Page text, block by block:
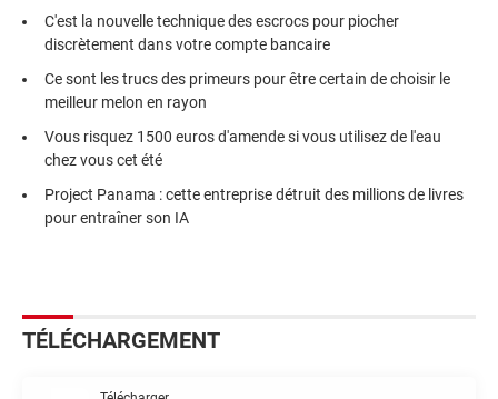
C'est la nouvelle technique des escrocs pour piocher
discrètement dans votre compte bancaire
Ce sont les trucs des primeurs pour être certain de choisir le
meilleur melon en rayon
Vous risquez 1500 euros d'amende si vous utilisez de l'eau
chez vous cet été
Project Panama : cette entreprise détruit des millions de livres
pour entraîner son IA
TÉLÉCHARGEMENT